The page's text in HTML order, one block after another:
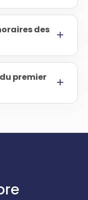
des
premier